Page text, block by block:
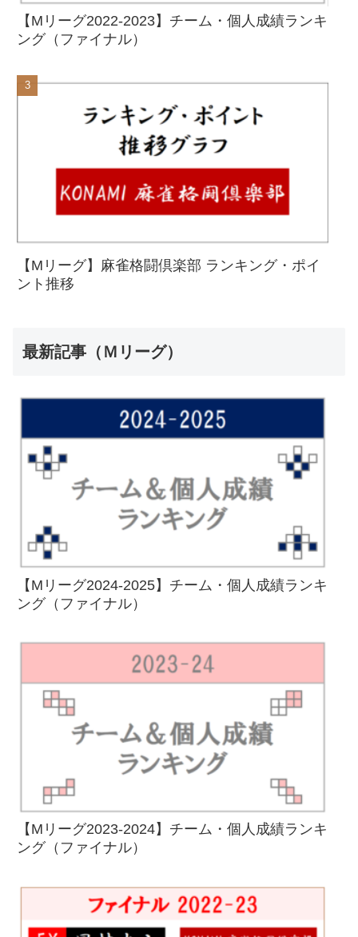
【Mリーグ2022-2023】チーム・個人成績ランキ
ング（ファイナル）
【Mリーグ】麻雀格闘倶楽部 ランキング・ポイ
ント推移
最新記事（Ｍリーグ）
【Mリーグ2024-2025】チーム・個人成績ランキ
ング（ファイナル）
【Mリーグ2023-2024】チーム・個人成績ランキ
ング（ファイナル）